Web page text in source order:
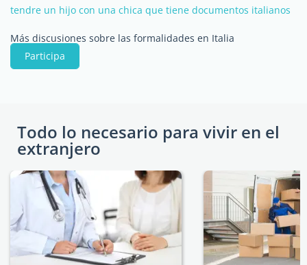
tendre un hijo con una chica que tiene documentos italianos
Más discusiones sobre las formalidades en Italia
Participa
Todo lo necesario para vivir en el
extranjero